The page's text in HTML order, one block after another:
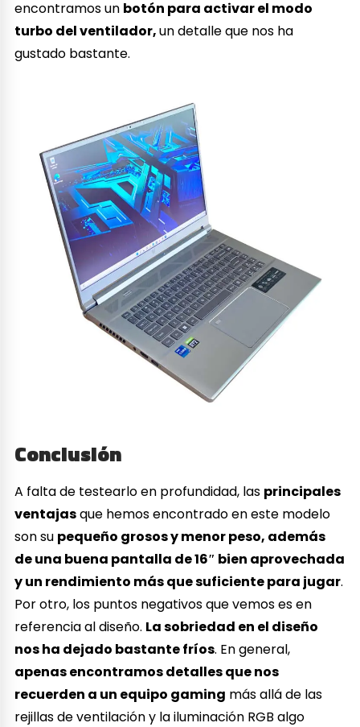
encontramos un botón para activar el modo
turbo del ventilador,un detalle que nos ha
gustado bastante.
Conclusión
A falta de testearlo en profundidad, las principales
ventajasque hemos encontrado en este modelo
son su pequeño grosos y menor peso, además
de una buena pantalla de 16″ bien aprovechada
y un rendimiento más que suficiente para jugar.
Por otro, los puntos negativos que vemos es en
referencia al diseño. La sobriedad en el diseño
nos ha dejado bastantefríos. En general,
apenas encontramos detalles que nos
recuerden a un equipo gaming más allá de las
rejillas de ventilación y la iluminación RGB algo